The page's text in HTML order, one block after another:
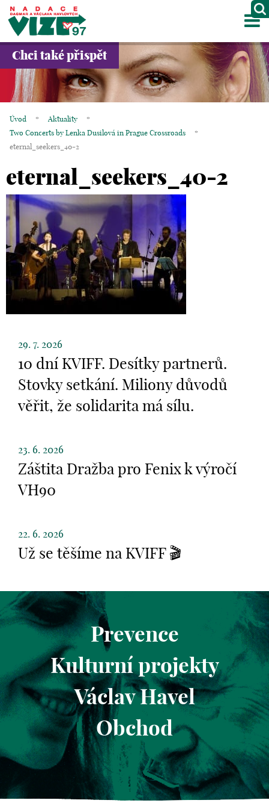
O NÁS
PROJEKTY
GALERIE
KONTAKTY
OBCHOD
KOŠÍK
EN
Chci také přispět
Úvod * Aktuality
*
Two Concerts by Lenka Dusilová in Prague Crossroads
*
eternal_seekers_40-2
eternal_seekers_40-2
29. 7. 2026
10 dní KVIFF. Desítky partnerů.
Stovky setkání. Miliony důvodů
věřit, že solidarita má sílu.
23. 6. 2026
Záštita Dražba pro Fenix k výročí
VH90
22. 6. 2026
Už se těšíme na KVIFF 🎬
Prevence
Kulturní projekty
Václav Havel
Obchod